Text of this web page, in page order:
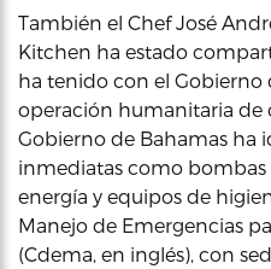
También el Chef José
Kitchen ha estado
ha tenido con el Gobierno
operación humanitaria de
Gobierno de Bahamas ha
inmediatas como bombas
energía y equipos de
Manejo de Emergencias
(Cdema, en inglés), con